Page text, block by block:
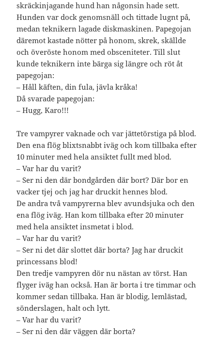
skräckinjagande hund han någonsin hade sett.
Hunden var dock genomsnäll och tittade lugnt på,
medan teknikern lagade diskmaskinen. Papegojan
däremot kastade nötter på honom, skrek, skällde
och överöste honom med obsceniteter. Till slut
kunde teknikern inte bärga sig längre och röt åt
papegojan:
– Håll käften, din fula, jävla kråka!
Då svarade papegojan:
– Hugg, Karo!!!
Tre vampyrer vaknade och var jättetörstiga på blod.
Den ena flög blixtsnabbt iväg och kom tillbaka efter
10 minuter med hela ansiktet fullt med blod.
– Var har du varit?
– Ser ni den där bondgården där bort? Där bor en
vacker tjej och jag har druckit hennes blod.
De andra två vampyrerna blev avundsjuka och den
ena flög iväg. Han kom tillbaka efter 20 minuter
med hela ansiktet insmetat i blod.
– Var har du varit?
– Ser ni det där slottet där borta? Jag har druckit
princessans blod!
Den tredje vampyren dör nu nästan av törst. Han
flyger iväg han också. Han är borta i tre timmar och
kommer sedan tillbaka. Han är blodig, lemlästad,
sönderslagen, halt och lytt.
– Var har du varit?
– Ser ni den där väggen där borta?